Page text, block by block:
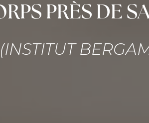
PRÈS DE